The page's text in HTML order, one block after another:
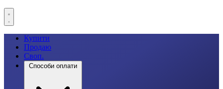
Купити
Продаю
Своп.
Способи оплати